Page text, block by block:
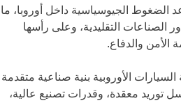
الجيوسياسية داخل أوروبا، ما
الصناعات التقليدية، وعلى رأسها
والدفاع.
الأوروبية بنية صناعية متقدمة
توريد معقدة، وقدرات تصنيع عالية،